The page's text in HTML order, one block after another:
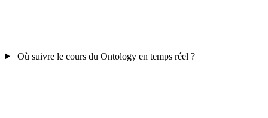
Où suivre le cours du Ontology en temps réel ?